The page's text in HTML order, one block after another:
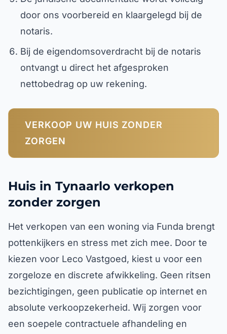
door ons voorbereid en klaargelegd bij de
notaris.
Bij de eigendomsoverdracht bij de notaris
ontvangt u direct het afgesproken
nettobedrag op uw rekening.
VERKOOP UW HUIS ZONDER
ZORGEN
Huis in Tynaarlo verkopen
zonder zorgen
Het verkopen van een woning via Funda brengt
pottenkijkers en stress met zich mee. Door te
kiezen voor Leco Vastgoed, kiest u voor een
zorgeloze en discrete afwikkeling. Geen ritsen
bezichtigingen, geen publicatie op internet en
absolute verkoopzekerheid. Wij zorgen voor
een soepele contractuele afhandeling en